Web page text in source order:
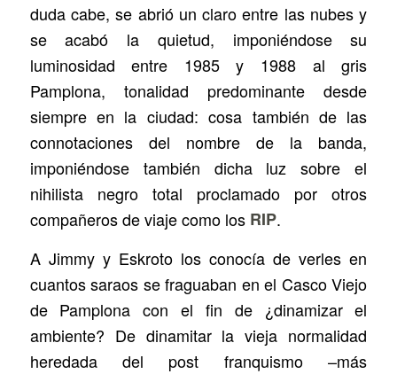
duda cabe, se abrió un claro entre las nubes y
se acabó la quietud, imponiéndose su
luminosidad entre 1985 y 1988 al gris
Pamplona, tonalidad predominante desde
siempre en la ciudad: cosa también de las
connotaciones del nombre de la banda,
imponiéndose también dicha luz sobre el
nihilista negro total proclamado por otros
compañeros de viaje como los RIP.
A Jimmy y Eskroto los conocía de verles en
cuantos saraos se fraguaban en el Casco Viejo
de Pamplona con el fin de ¿dinamizar el
ambiente? De dinamitar la vieja normalidad
heredada del post franquismo –más